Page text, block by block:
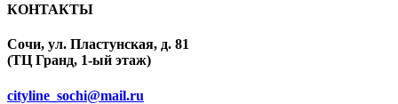
КОНТАКТЫ
Сочи, ул. Пластунская, д. 81
(ТЦ Гранд, 1-ый этаж)
cityline_sochi@mail.ru